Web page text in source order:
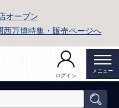
オープン
万博特集・販売ページへ
ログイン
メニュー